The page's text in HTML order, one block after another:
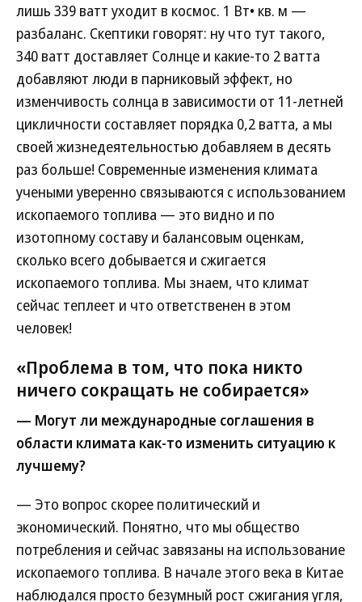
лишь 339 ватт уходит в космос. 1 Вт• кв. м —
разбаланс. Скептики говорят: ну что тут такого,
340 ватт доставляет Солнце и какие-то 2 ватта
добавляют люди в парниковый эффект, но
изменчивость солнца в зависимости от 11-летней
цикличности составляет порядка 0,2 ватта, а мы
своей жизнедеятельностью добавляем в десять
раз больше! Современные изменения климата
учеными уверенно связываются с использованием
ископаемого топлива — это видно и по
изотопному составу и балансовым оценкам,
сколько всего добывается и сжигается
ископаемого топлива. Мы знаем, что климат
сейчас теплеет и что ответственен в этом
человек!
«Проблема в том, что пока никто
ничего сокращать не собирается»
— Могут ли международные соглашения в
области климата как-то изменить ситуацию к
лучшему?
— Это вопрос скорее политический и
экономический. Понятно, что мы общество
потребления и сейчас завязаны на использование
ископаемого топлива. В начале этого века в Китае
наблюдался просто безумный рост сжигания угля,